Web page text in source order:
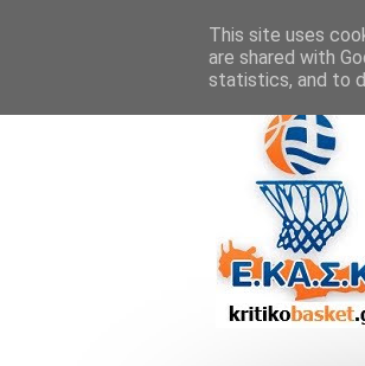
This site uses
are shared with
statistics, and to